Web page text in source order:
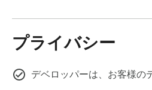
プライバシー
デベロッパーは、お客様の